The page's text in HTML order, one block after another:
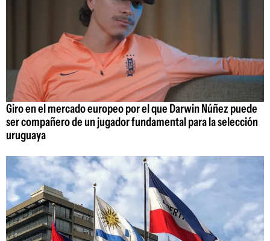
Giro en el mercado europeo por el que Darwin Núñez puede
ser compañero de un jugador fundamental para la selección
uruguaya